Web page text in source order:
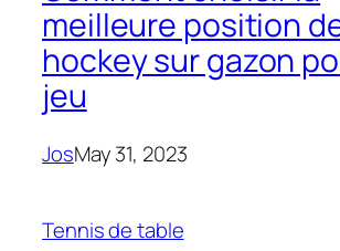
meilleure position
hockey sur gazon
jeu
JosMay 31, 2023
Tennis de table